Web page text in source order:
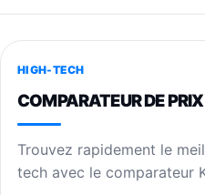
HIGH-TECH
COMPARATEUR DE PRIX
Trouvez rapidement le
tech avec le comparateur